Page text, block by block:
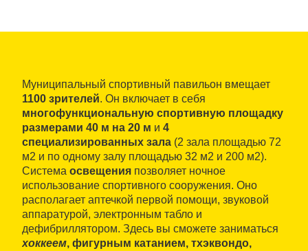
Муниципальный спортивный павильон вмещает
1100 зрителей. Он включает в себя
многофункциональную спортивную площадку
размерами 40 м на 20 м и 4
специализированных зала (2 зала площадью 72
м2 и по одному залу площадью 32 м2 и 200 м2).
Система освещения позволяет ночное
использование спортивного сооружения. Оно
располагает аптечкой первой помощи, звуковой
аппаратурой, электронным табло и
дефибриллятором. Здесь вы сможете заниматься
хоккеем, фигурным катанием, тхэквондо,